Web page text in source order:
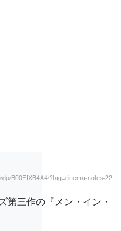
B00FIXB4A4/?tag=cinema-notes-22
第三作の『メン・イン・